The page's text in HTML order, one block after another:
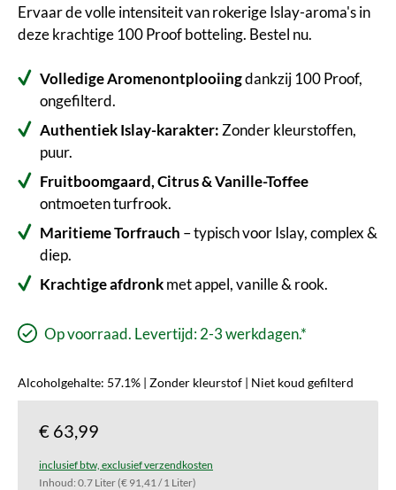
Ervaar de volle intensiteit van rokerige Islay-aroma's in
deze krachtige 100 Proof botteling. Bestel nu.
Volledige Aromenontplooiingdankzij 100 Proof,
ongefilterd.
Authentiek Islay-karakter: Zonder kleurstoffen,
puur.
Fruitboomgaard, Citrus & Vanille-Toffee
ontmoeten turfrook.
Maritieme Torfrauch – typisch voor Islay, complex &
diep.
Krachtige afdronkmet appel, vanille & rook.
Op voorraad. Levertijd: 2-3 werkdagen.*
Alcoholgehalte: 57.1% | Zonder kleurstof | Niet koud gefilterd
€ 63,99
inclusief btw, exclusief verzendkosten
Inhoud: 0.7 Liter(€ 91,41 / 1 Liter)